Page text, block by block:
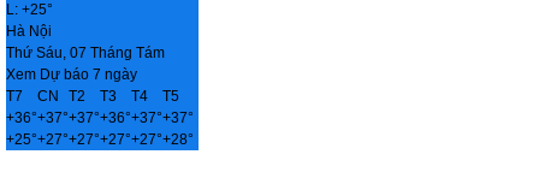
L: +25°
Hà Nội
Thứ Sáu, 07 Tháng Tám
Xem Dự báo 7 ngày
T7
CN T2 T3 T4
T5
+36°+37°+37°+36°+37°+37°
+25°+27°+27°+27°+27°+28°